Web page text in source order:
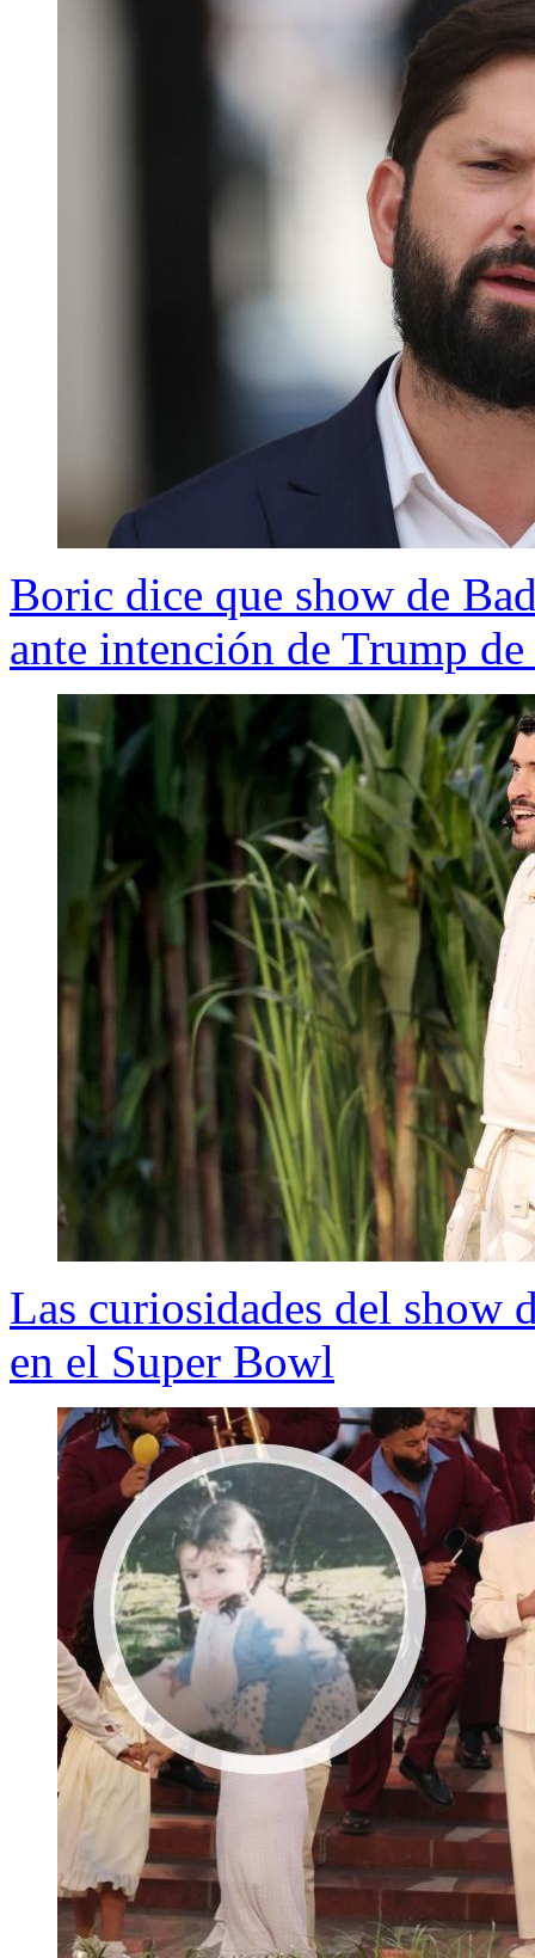
Boric dice que show de
ante intención de Trump
Las curiosidades del show
en el Super Bowl